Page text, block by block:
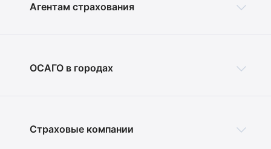
Агентам страхования
ОСАГО в городах
Страховые компании